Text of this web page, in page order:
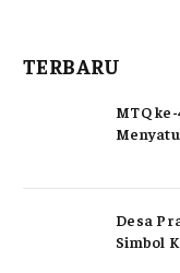
TERBARU
MTQ
Desa
Simbol